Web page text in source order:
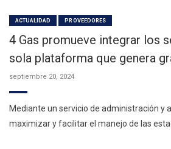
ACTUALIDAD PROVEEDORES
4 Gas promueve integrar los
sola plataforma que genera
septiembre 20, 2024
Mediante un servicio de administración y
maximizar y facilitar el manejo de las